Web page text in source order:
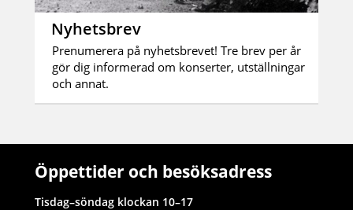
Nyhetsbrev
Prenumerera på nyhetsbrevet! Tre brev per år
gör dig informerad om konserter, utställningar
och annat.
Öppettider och besöksadress
Tisdag–söndag klockan 10–17